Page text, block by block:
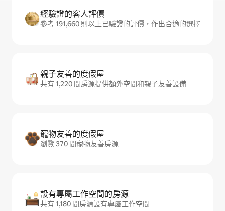
經驗證的客人評價
參考 191,660 則以上已驗證的評價，作出合適的選擇
親子友善的度假屋
共有 1,220 間房源提供額外空間和親子友善設備
寵物友善的度假屋
瀏覽 370 間寵物友善房源
設有專屬工作空間的房源
共有 1,180 間房源設有專屬工作空間